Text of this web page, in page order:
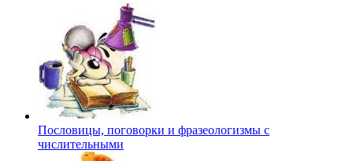
Пословицы, поговорки и фразеологизмы с
числительными